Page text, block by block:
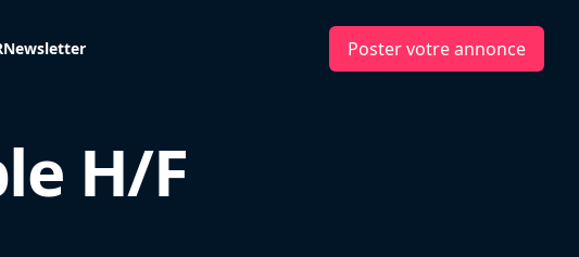
Newsletter Poster votre annonce
H/F